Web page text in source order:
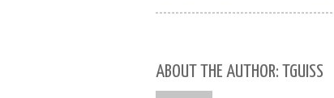
ABOUT THE AUTHOR: TGUISS